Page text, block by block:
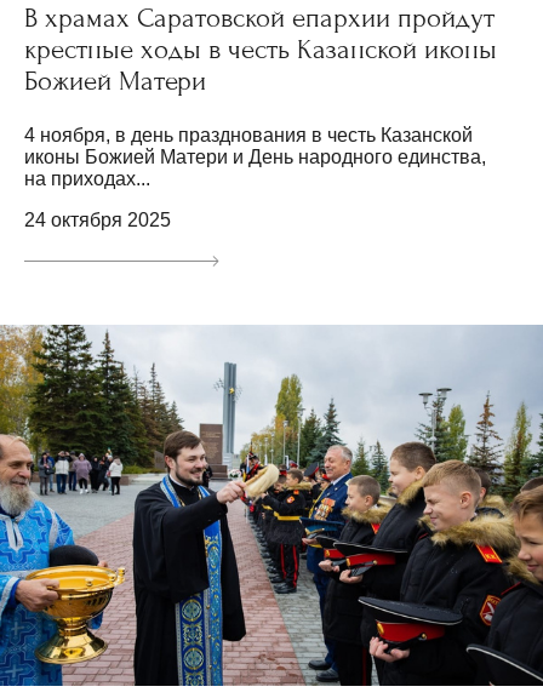
В храмах Саратовской епархии пройдут
крестные ходы в честь Казанской иконы
Божией Матери
4 ноября, в день празднования в честь Казанской
иконы Божией Матери и День народного единства,
на приходах...
24 октября 2025